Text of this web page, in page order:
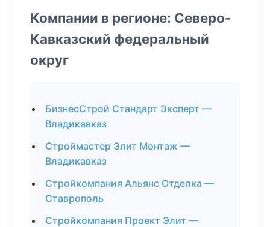
Компании в регионе: Северо-
Кавказский федеральный
округ
БизнесСтрой Стандарт Эксперт —
Владикавказ
Строймастер Элит Монтаж —
Владикавказ
Стройкомпания Альянс Отделка —
Ставрополь
Стройкомпания Проект Элит —